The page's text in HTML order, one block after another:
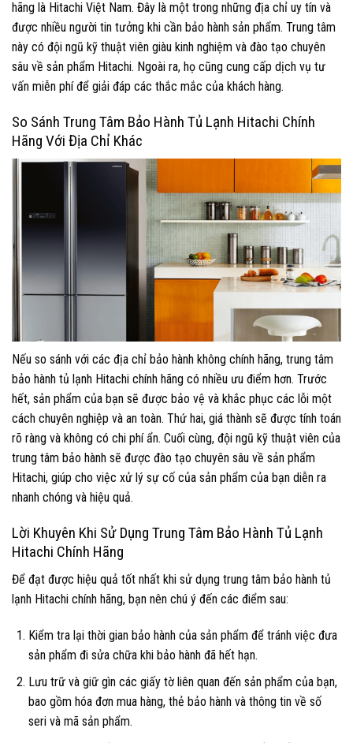
hãng là Hitachi Việt Nam. Đây là một trong những địa chỉ uy tín và
được nhiều người tin tưởng khi cần bảo hành sản phẩm. Trung tâm
này có đội ngũ kỹ thuật viên giàu kinh nghiệm và đào tạo chuyên
sâu về sản phẩm Hitachi. Ngoài ra, họ cũng cung cấp dịch vụ tư
vấn miễn phí để giải đáp các thắc mắc của khách hàng.
So Sánh Trung Tâm Bảo Hành Tủ Lạnh Hitachi Chính
Hãng Với Địa Chỉ Khác
Nếu so sánh với các địa chỉ bảo hành không chính hãng, trung tâm
bảo hành tủ lạnh Hitachi chính hãng có nhiều ưu điểm hơn. Trước
hết, sản phẩm của bạn sẽ được bảo vệ và khắc phục các lỗi một
cách chuyên nghiệp và an toàn. Thứ hai, giá thành sẽ được tính toán
rõ ràng và không có chi phí ẩn. Cuối cùng, đội ngũ kỹ thuật viên của
trung tâm bảo hành sẽ được đào tạo chuyên sâu về sản phẩm
Hitachi, giúp cho việc xử lý sự cố của sản phẩm của bạn diễn ra
nhanh chóng và hiệu quả.
Lời Khuyên Khi Sử Dụng Trung Tâm Bảo Hành Tủ Lạnh
Hitachi Chính Hãng
Để đạt được hiệu quả tốt nhất khi sử dụng trung tâm bảo hành tủ
lạnh Hitachi chính hãng, bạn nên chú ý đến các điểm sau:
Kiểm tra lại thời gian bảo hành của sản phẩm để tránh việc đưa
sản phẩm đi sửa chữa khi bảo hành đã hết hạn.
Lưu trữ và giữ gìn các giấy tờ liên quan đến sản phẩm của bạn,
bao gồm hóa đơn mua hàng, thẻ bảo hành và thông tin về số
seri và mã sản phẩm.